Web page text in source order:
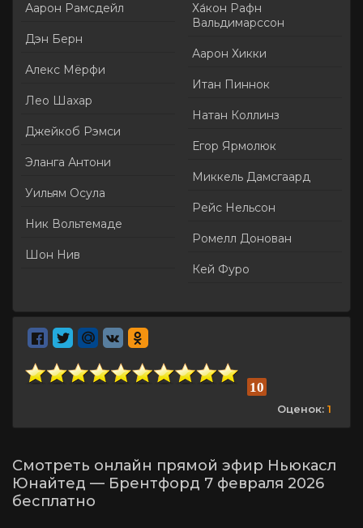
Смотреть онлайн прямой эфир Ньюкасл
Юнайтед — Брентфорд 7 февраля 2026
бесплатно
Аарон Рамсдейл
Дэн Берн
Алекс Мёрфи
Лео Шахар
Джейкоб Рэмси
Эланга Антони
Уильям Осула
Ник Вольтемаде
Шон Нив
Ха́кон Рафн
Вальдимарссон
Аарон Хикки
Итан Пиннок
Натан Коллинз
Егор Ярмолюк
Миккель Дамсгаард
Рейс Нельсон
Ромелл Донован
Кей Фуро
10
Оценок: 1